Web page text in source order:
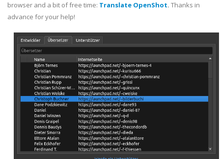
browser and a bit of free time: Translate OpenShot. Thanks in
advance for your help!